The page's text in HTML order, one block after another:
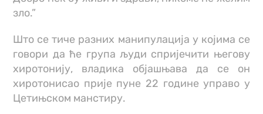
зло.”
Што се тиче разних манипулација у којима се
говори да ће група људи спријечити његову
хиротонију, владика објашњава да се он
хиротонисао прије пуне 22 године управо у
Цетињском манстиру.